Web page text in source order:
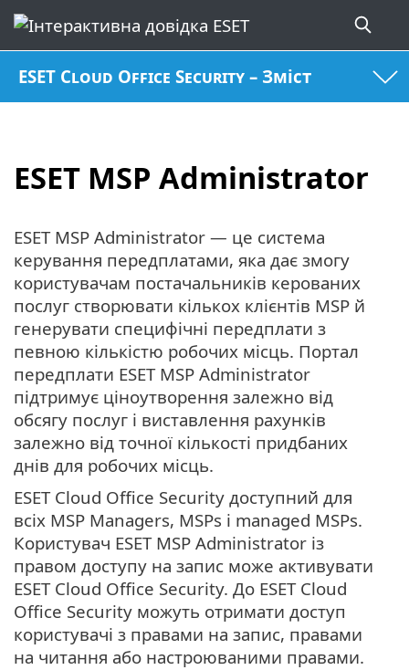
ESET Cloud Office Security – Зміст
ESET MSP Administrator
ESET MSP Administrator — це система
керування передплатами, яка дає змогу
користувачам постачальників керованих
послуг створювати кількох клієнтів MSP й
генерувати специфічні передплати з
певною кількістю робочих місць. Портал
передплати ESET MSP Administrator
підтримує ціноутворення залежно від
обсягу послуг і виставлення рахунків
залежно від точної кількості придбаних
днів для робочих місць.
ESET Cloud Office Security доступний для
всіх MSP Managers, MSPs і managed MSPs.
Користувач ESET MSP Administrator із
правом доступу на запис може активувати
ESET Cloud Office Security. До ESET Cloud
Office Security можуть отримати доступ
користувачі з правами на запис, правами
на читання або настроюваними правами.